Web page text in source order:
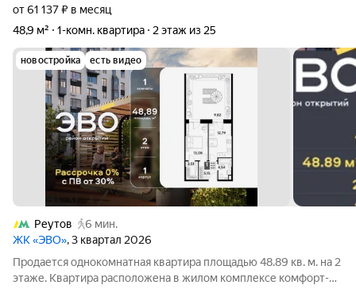
от 61 137 ₽ в месяц
48,9 м²
1-комн. квартира 2 этаж из 25
новостройка есть видео
Реутов
6 мин.
ЖК «ЭВО», 3 квартал 2026
Продается однокомнатная квартира площадью 48.89 кв. м. на 2
этаже. Квартира расположена в жилом комплексе комфорт-